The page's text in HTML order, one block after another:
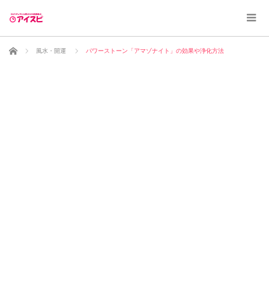
ホーム 風水・開運 パワーストーン「アマゾナイト」の効果や浄化方法